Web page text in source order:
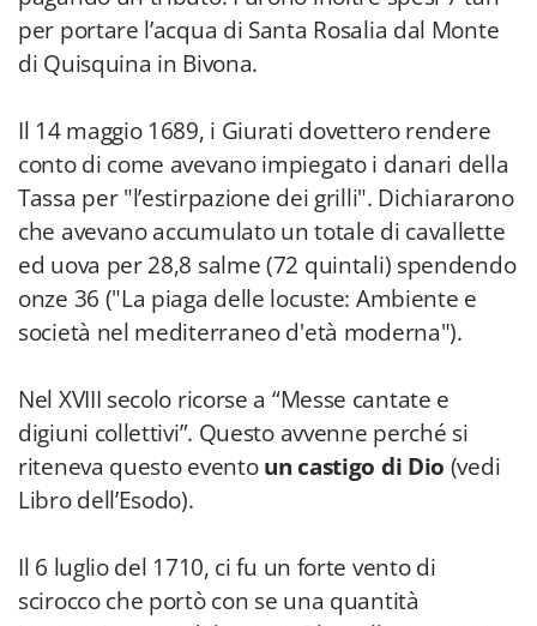
per portare l’acqua di Santa Rosalia dal Monte
di Quisquina in Bivona.
Il 14 maggio 1689, i Giurati dovettero rendere
conto di come avevano impiegato i danari della
Tassa per "l’estirpazione dei grilli". Dichiararono
che avevano accumulato un totale di cavallette
ed uova per 28,8 salme (72 quintali) spendendo
onze 36 ("La piaga delle locuste: Ambiente e
società nel mediterraneo d'età moderna").
Nel XVIII secolo ricorse a “Messe cantate e
digiuni collettivi”. Questo avvenne perché si
riteneva questo eventoun castigo di Dio (vedi
Libro dell’Esodo).
Il 6 luglio del 1710, ci fu un forte vento di
scirocco che portò con se una quantità